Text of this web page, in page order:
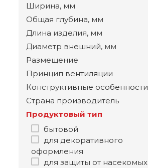
Ширина, мм
Общая глубина, мм
Длина изделия, мм
Диаметр внешний, мм
Размещение
Принцип вентиляции
Конструктивные особенности
Страна производитель
Продуктовый тип
бытовой
для декоративного
оформления
для защиты от насекомых